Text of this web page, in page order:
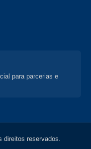
para parcerias e
direitos reservados.